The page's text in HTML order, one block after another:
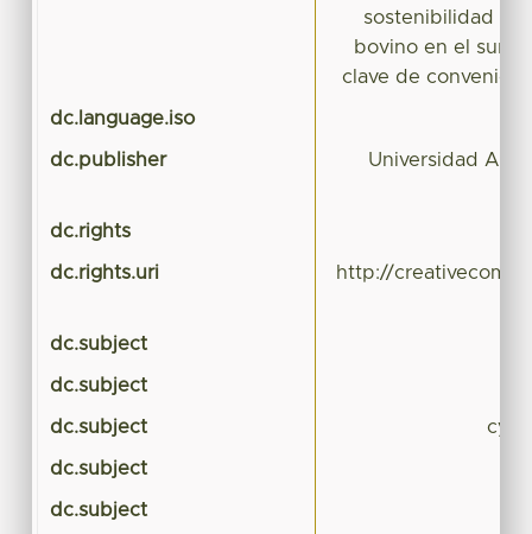
sostenibilidad de
bovino en el sur
clave de convenio
dc.language.iso
dc.publisher Universidad
dc.rights
dc.rights.uri http://
dc.subject
dc.subject
dc.subject
dc.subject
dc.subject